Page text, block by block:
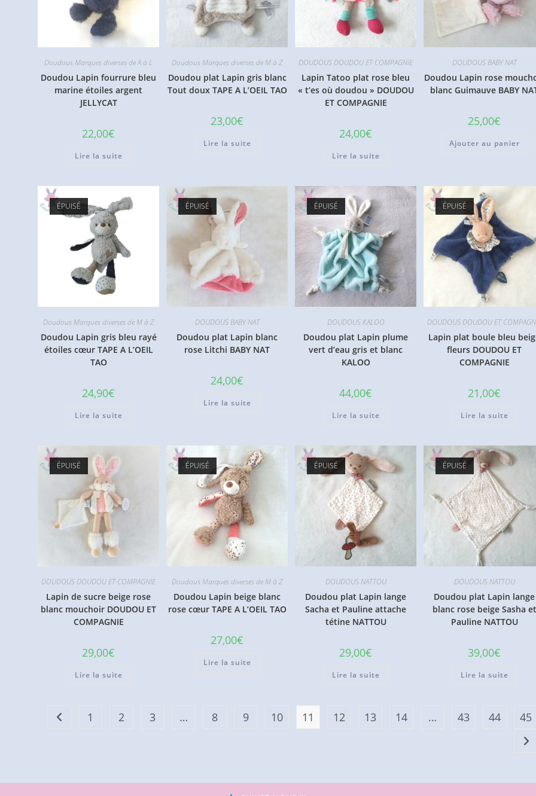
Doudous Marques diverses de A à L
Doudou Lapin fourrure bleu
marine étoiles argent
JELLYCAT
22,00€
Lire la suite
Doudous Marques diverses de M à Z
Doudou plat Lapin gris blanc
Tout doux TAPE A L’OEIL TAO
23,00€
Lire la suite
DOUDOUS DOUDOU ET COMPAGNIE
Lapin Tatoo plat rose bleu
« t’es où doudou » DOUDOU
ET COMPAGNIE
24,00€
Lire la suite
DOUDOUS BABY NAT
Doudou Lapin rose
blanc Guimauve BABY
25,00€
Ajouter au panier
ÉPUISÉ
Doudous Marques diverses de M à Z
Doudou Lapin gris bleu rayé
étoiles cœur TAPE A L’OEIL
TAO
24,90€
Lire la suite
ÉPUISÉ
DOUDOUS BABY NAT
Doudou plat Lapin blanc
rose Litchi BABY NAT
24,00€
Lire la suite
ÉPUISÉ
DOUDOUS KALOO
Doudou plat Lapin plume
vert d’eau gris et blanc
KALOO
44,00€
Lire la suite
ÉPUISÉ
DOUDOUS DOUDOU ET
Lapin plat boule bleu
fleurs DOUDOU ET
COMPAGNIE
21,00€
Lire la suite
ÉPUISÉ
DOUDOUS DOUDOU ET COMPAGNIE
Lapin de sucre beige rose
blanc mouchoir DOUDOU ET
COMPAGNIE
29,00€
Lire la suite
ÉPUISÉ
Doudous Marques diverses de M à Z
Doudou Lapin beige blanc
rose cœur TAPE A L’OEIL TAO
27,00€
Lire la suite
ÉPUISÉ
DOUDOUS NATTOU
Doudou plat Lapin lange
Sacha et Pauline attache
tétine NATTOU
29,00€
Lire la suite
ÉPUISÉ
DOUDOUS NATTOU
Doudou plat Lapin lange
blanc rose beige Sasha et
Pauline NATTOU
39,00€
Lire la suite
1 2 3 … 8 9 10 11 12 13 14 … 43 44 45